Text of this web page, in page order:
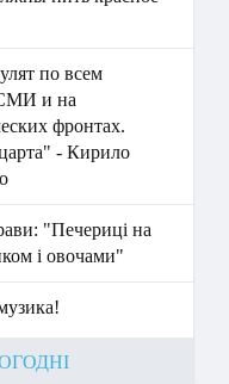
по всем
и на
фронтах.
- Кирило
"Печериці на
і овочами"